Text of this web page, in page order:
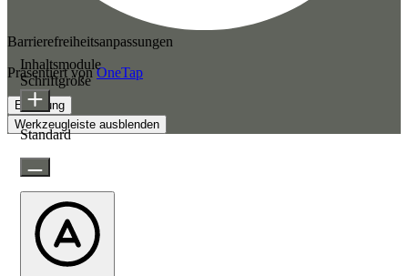
Barrierefreiheitsanpassungen
Präsentiert vonOneTap
Erklärung
Werkzeugleiste ausblenden
Inhaltsmodule
Schriftgröße
Standard